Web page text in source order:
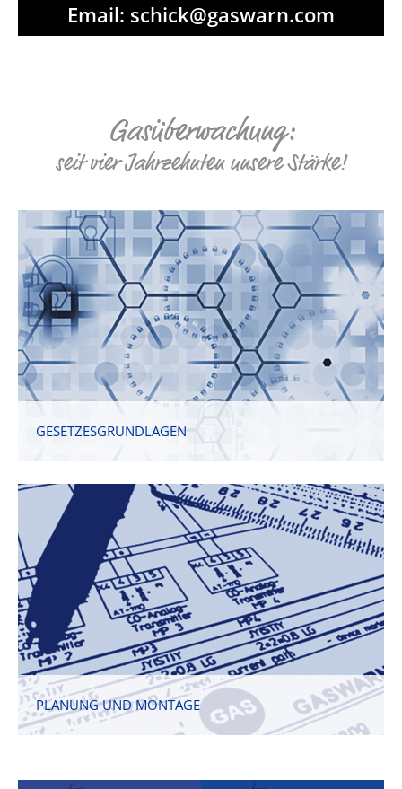
Email: schick@gaswarn.com
Gasüberwachung:
seit vier Jahrzehnten unsere Stärke!
GESETZESGRUNDLAGEN
PLANUNG UND MONTAGE